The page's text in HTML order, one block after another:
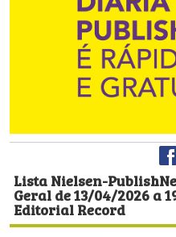
Lista Nielsen-
Geral de 13/04/2026 a
Editorial Record